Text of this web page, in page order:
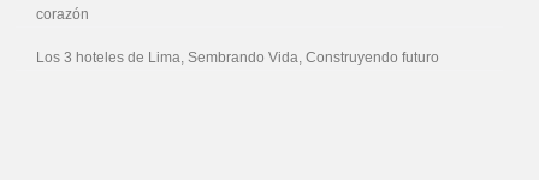
corazón
Los 3 hoteles de Lima, Sembrando Vida, Construyendo futuro